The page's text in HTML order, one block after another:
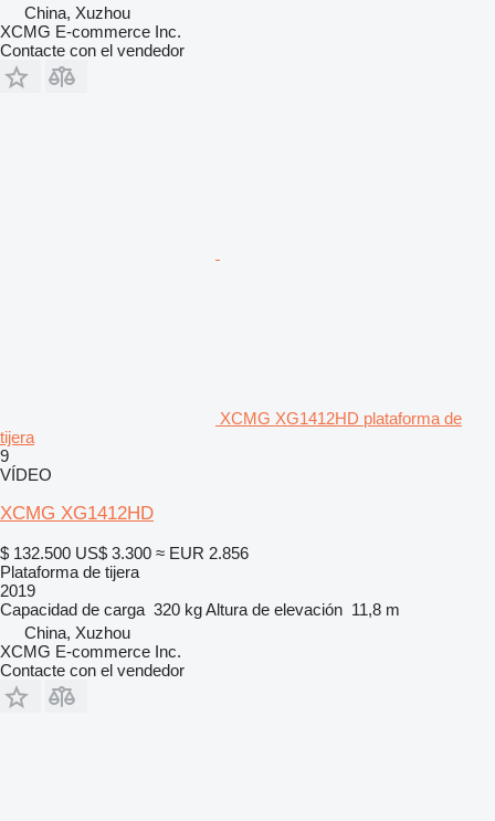
China, Xuzhou
XCMG E-commerce Inc.
Contacte con el vendedor
XCMG XG1412HD plataforma de
tijera
9
VÍDEO
XCMG XG1412HD
$ 132.500 US$ 3.300 ≈ EUR 2.856
Plataforma de tijera
2019
Capacidad de carga 320 kgAltura de elevación 11,8 m
China, Xuzhou
XCMG E-commerce Inc.
Contacte con el vendedor